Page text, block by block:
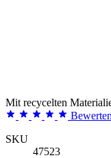
Mit recycelten
Bewerten
SKU
47523